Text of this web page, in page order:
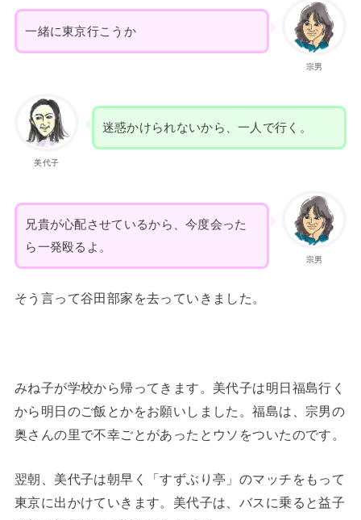
宗男
一緒に東京行こうか
美代子
迷惑かけられないから、一人で行く。
宗男
兄貴が心配させているから、今度会った
ら一発殴るよ。
そう言って谷田部家を去っていきました。
みね子が学校から帰ってきます。美代子は明日福島行く
から明日のご飯とかをお願いしました。福島は、宗男の
奥さんの里で不幸ごとがあったとウソをついたのです。
翌朝、美代子は朝早く「すずぶり亭」のマッチをもって
東京に出かけていきます。美代子は、バスに乗ると益子